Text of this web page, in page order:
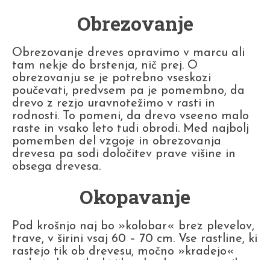
Obrezovanje
Obrezovanje dreves opravimo v marcu ali
tam nekje do brstenja, nič prej. O
obrezovanju se je potrebno vseskozi
poučevati, predvsem pa je pomembno, da
drevo z rezjo uravnotežimo v rasti in
rodnosti. To pomeni, da drevo vseeno malo
raste in vsako leto tudi obrodi. Med najbolj
pomemben del vzgoje in obrezovanja
drevesa pa sodi določitev prave višine in
obsega drevesa.
Okopavanje
Pod krošnjo naj bo »kolobar« brez plevelov,
trave, v širini vsaj 60 – 70 cm. Vse rastline, ki
rastejo tik ob drevesu, močno »kradejo«